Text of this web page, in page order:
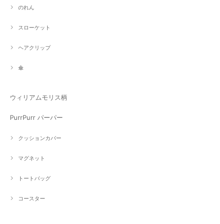
のれん
スローケット
ヘアクリップ
傘
ウィリアムモリス柄
PurrPurr パーパー
クッションカバー
マグネット
トートバッグ
コースター